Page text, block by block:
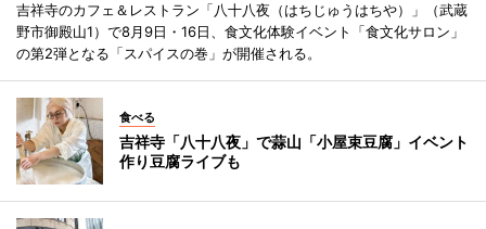
吉祥寺のカフェ＆レストラン「八十八夜（はちじゅうはちや）」（武蔵
野市御殿山1）で8月9日・16日、食文化体験イベント「食文化サロン」
の第2弾となる「スパイスの巻」が開催される。
食べる
吉祥寺「八十八夜」で蒜山「小屋束豆腐」イベント
作り豆腐ライブも